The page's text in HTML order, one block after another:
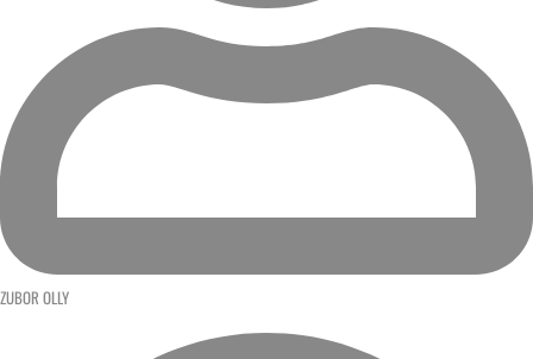
ZUBOR OLLY